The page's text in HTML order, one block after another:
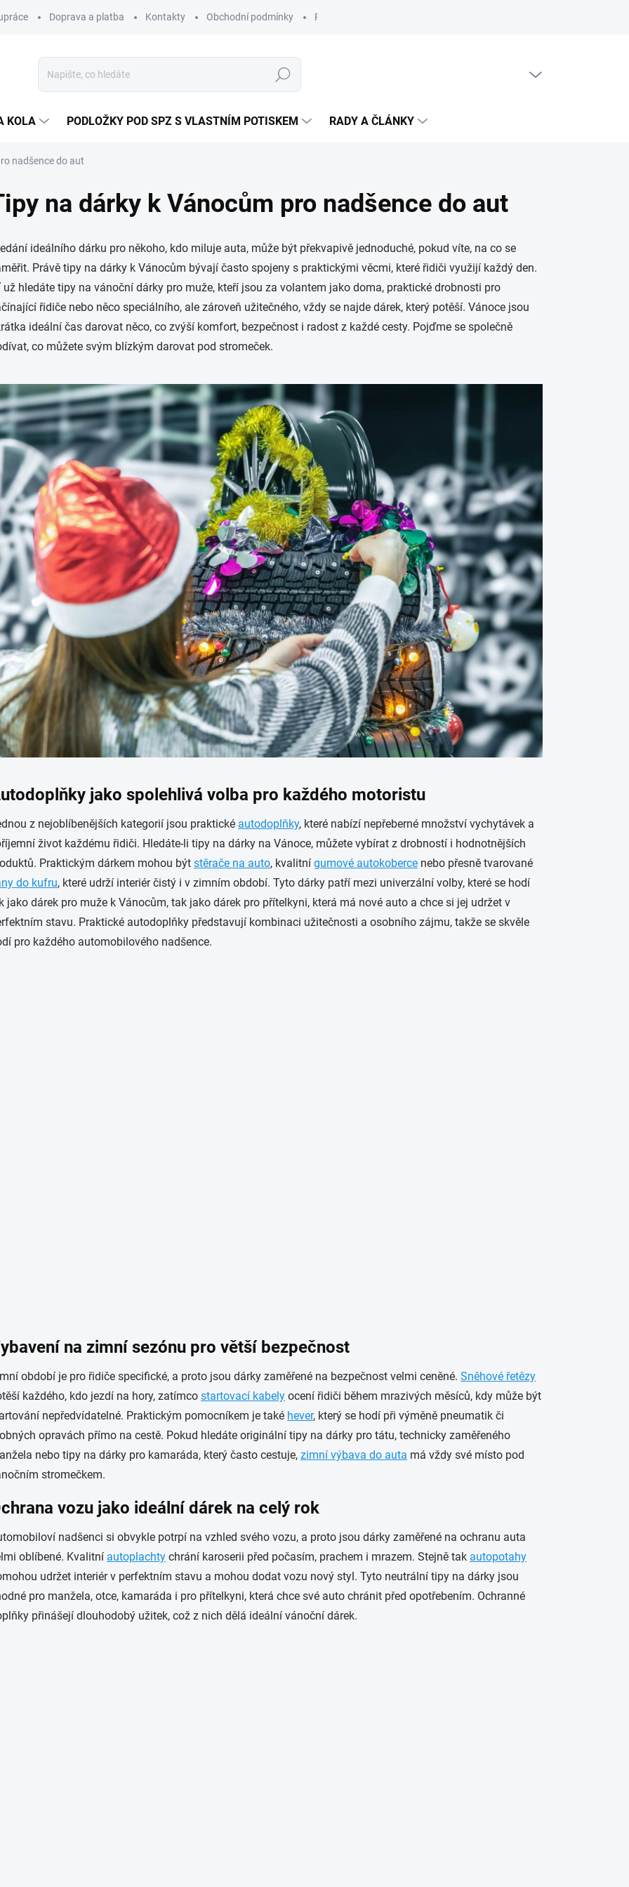
Doprava a platba Kontakty Obchodní podmínky Reklamační řád
Hledat
KOLA PODLOŽKY POD SPZ S VLASTNÍM POTISKEM RADY A ČLÁNKY
nadšence do aut
na dárky k Vánocům pro nadšence do aut
ideálního dárku pro někoho, kdo miluje auta, může být překvapivě jednoduché, pokud víte, na co se
Právě tipy na dárky k Vánocům bývají často spojeny s praktickými věcmi, které řidiči využijí každý den.
už hledáte tipy na vánoční dárky pro muže, kteří jsou za volantem jako doma, praktické drobnosti pro
řidiče nebo něco speciálního, ale zároveň užitečného, vždy se najde dárek, který potěší. Vánoce jsou
ideální čas darovat něco, co zvýší komfort, bezpečnost i radost z každé cesty. Pojďme se společně
co můžete svým blízkým darovat pod stromeček.
jako spolehlivá volba pro každého motoristu
z nejoblíbenějších kategorií jsou praktické autodoplňky, které nabízí nepřeberné množství vychytávek a
život každému řidiči. Hledáte-li tipy na dárky na Vánoce, můžete vybírat z drobností i hodnotnějších
Praktickým dárkem mohou být stěrače na auto, kvalitní gumové autokoberce nebo přesně tvarované
do kufru, které udrží interiér čistý i v zimním období. Tyto dárky patří mezi univerzální volby, které se hodí
jako dárek pro muže k Vánocům, tak jako dárek pro přítelkyni, která má nové auto a chce si jej udržet v
stavu. Praktické autodoplňky představují kombinaci užitečnosti a osobního zájmu, takže se skvěle
pro každého automobilového nadšence.
na zimní sezónu pro větší bezpečnost
období je pro řidiče specifické, a proto jsou dárky zaměřené na bezpečnost velmi ceněné. Sněhové řetězy
každého, kdo jezdí na hory, zatímco startovací kabely ocení řidiči během mrazivých měsíců, kdy může být
nepředvídatelné. Praktickým pomocníkem je také hever, který se hodí při výměně pneumatik či
opravách přímo na cestě. Pokud hledáte originální tipy na dárky pro tátu, technicky zaměřeného
nebo tipy na dárky pro kamaráda, který často cestuje, zimní výbava do auta má vždy své místo pod
stromečkem.
vozu jako ideální dárek na celý rok
nadšenci si obvykle potrpí na vzhled svého vozu, a proto jsou dárky zaměřené na ochranu auta
oblíbené. Kvalitní autoplachty chrání karoserii před počasím, prachem i mrazem. Stejně tak autopotahy
udržet interiér v perfektním stavu a mohou dodat vozu nový styl. Tyto neutrální tipy na dárky jsou
pro manžela, otce, kamaráda i pro přítelkyni, která chce své auto chránit před opotřebením. Ochranné
přinášejí dlouhodobý užitek, což z nich dělá ideální vánoční dárek.